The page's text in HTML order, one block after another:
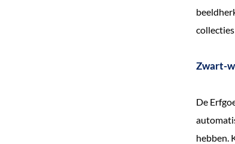
Zwart-
De
hebben.